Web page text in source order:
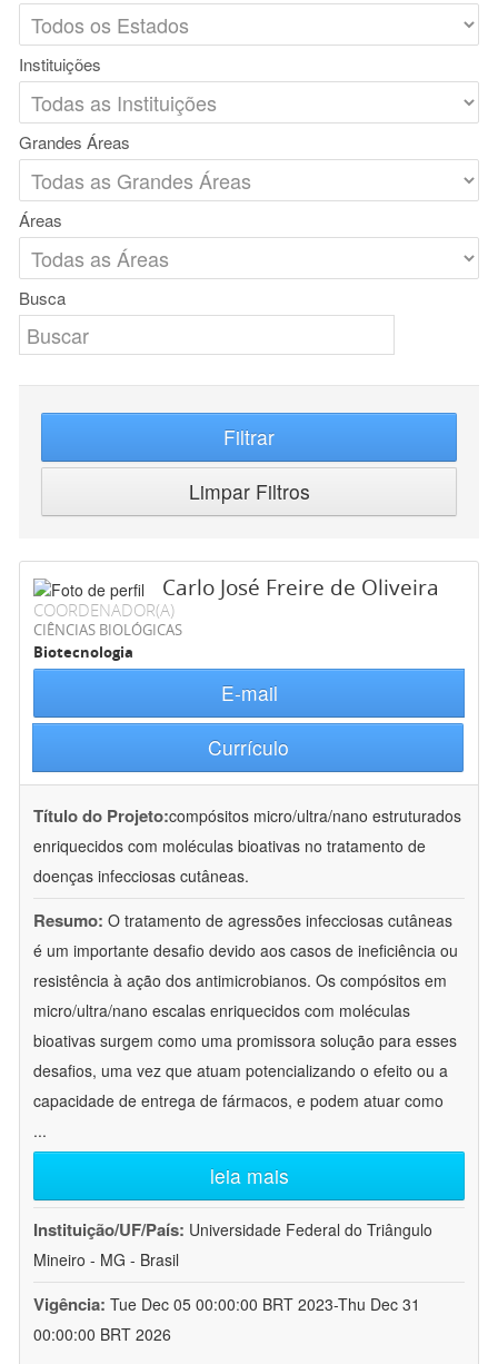
Instituições
Grandes Áreas
Áreas
Busca
Filtrar
Limpar Filtros
Carlo José Freire de Oliveira
COORDENADOR(A)
CIÊNCIAS BIOLÓGICAS
Biotecnologia
E-mail
Currículo
Título do Projeto:compósitos micro/ultra/nano estruturados
enriquecidos com moléculas bioativas no tratamento de
doenças infecciosas cutâneas.
Resumo: O tratamento de agressões infecciosas cutâneas
é um importante desafio devido aos casos de ineficiência ou
resistência à ação dos antimicrobianos. Os compósitos em
micro/ultra/nano escalas enriquecidos com moléculas
bioativas surgem como uma promissora solução para esses
desafios, uma vez que atuam potencializando o efeito ou a
capacidade de entrega de fármacos, e podem atuar como
...
leia mais
Instituição/UF/País: Universidade Federal do Triângulo
Mineiro - MG - Brasil
Vigência: Tue Dec 05 00:00:00 BRT 2023-Thu Dec 31
00:00:00 BRT 2026